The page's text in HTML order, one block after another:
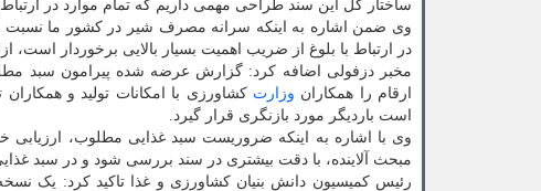
ساختار کل این سند طراحی مهمی داریم که تمام موارد در
وی ضمن اشاره به اینکه سرانه مصرف شیر در کشور ما نسبت
در ارتباط با بلوغ از ضریب اهمیت بسیار بالایی برخوردار است،
مخبر دزفولی اضافه کرد: گزارش عرضه شده پیرامون سبد
ارقام را همکاران وزارت کشاورزی با امکانات تولید و همکاران
است باردیگر مورد بازنگری قرار گیرد.
وی با اشاره به اینکه ضروریست سبد غذایی مطلوب، ارزیابی
مبحث آلاینده، با دقت بیشتری در سند بررسی شود و در سبد
رئیس کمیسیون دانش بنیان کشاورزی و غذا تاکید کرد: یک